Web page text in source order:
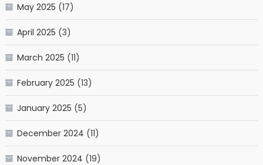
May 2025 (17)
April 2025 (3)
March 2025 (11)
February 2025 (13)
January 2025 (5)
December 2024 (11)
November 2024 (19)